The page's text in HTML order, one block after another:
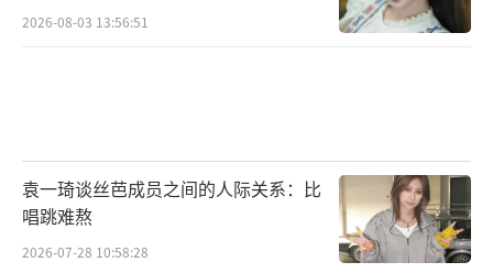
2026-08-03 13:56:51
袁一琦谈丝芭成员之间的人际关系：比
唱跳难熬
2026-07-28 10:58:28